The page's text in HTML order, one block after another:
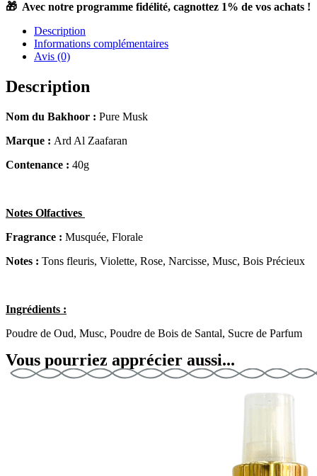
🎁 Avec notre programme fidélité, cagnottez 1% de vos achats !
Description
Informations complémentaires
Avis (0)
Description
Nom du Bakhoor : Pure Musk
Marque : Ard Al Zaafaran
Contenance : 40g
Notes Olfactives
Fragrance : Musquée, Florale
Notes : Tons fleuris, Violette, Rose, Narcisse, Musc, Bois Précieux
Ingrédients :
Poudre de Oud, Musc, Poudre de Bois de Santal, Sucre de Parfum
Vous pourriez apprécier aussi...